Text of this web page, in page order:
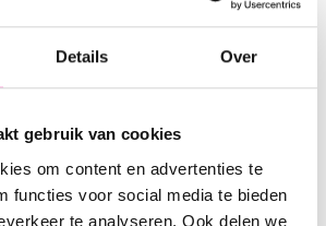
Details Over
gebruik van cookies
om content en advertenties te
functies voor social media te bieden
te analyseren. Ook delen we
met pareltjes
koraal/oranje/roze